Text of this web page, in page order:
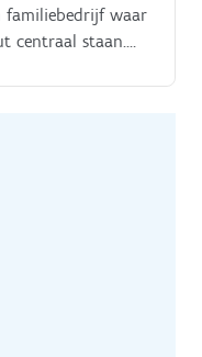
familiebedrijf waar
centraal staan.
aan duurzame
jouw vloer. 🪓